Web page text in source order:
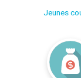
Jeunes